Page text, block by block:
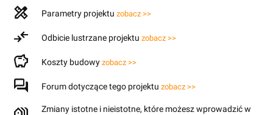
Parametry projektu zobacz >>
Odbicie lustrzane projektu zobacz >>
Koszty budowy zobacz >>
Forum dotyczące tego projektu zobacz >>
Zmiany istotne i nieistotne, które możesz wprowadzić w